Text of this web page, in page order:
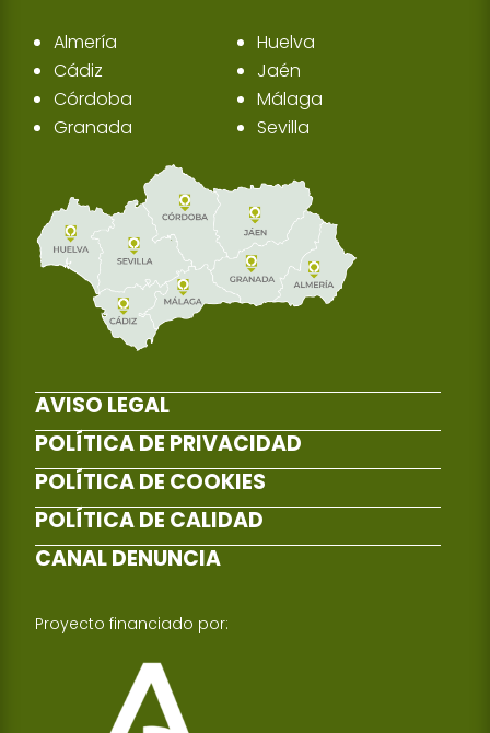
Almería
Cádiz
Córdoba
Granada
Huelva
Jaén
Málaga
Sevilla
AVISO LEGAL
POLÍTICA DE PRIVACIDAD
POLÍTICA DE COOKIES
POLÍTICA DE CALIDAD
CANAL DENUNCIA
Proyecto financiado por: